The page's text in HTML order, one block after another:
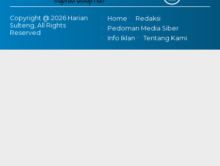
Copyright @ 2026 Harian
Sulteng, All Rights
Reserved
Home
Redaksi
Pedoman Media Siber
Info Iklan
Tentang Kami